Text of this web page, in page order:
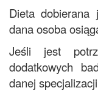
Dieta dobierana
dana osoba
Jeśli jest
dodatkowych
danej